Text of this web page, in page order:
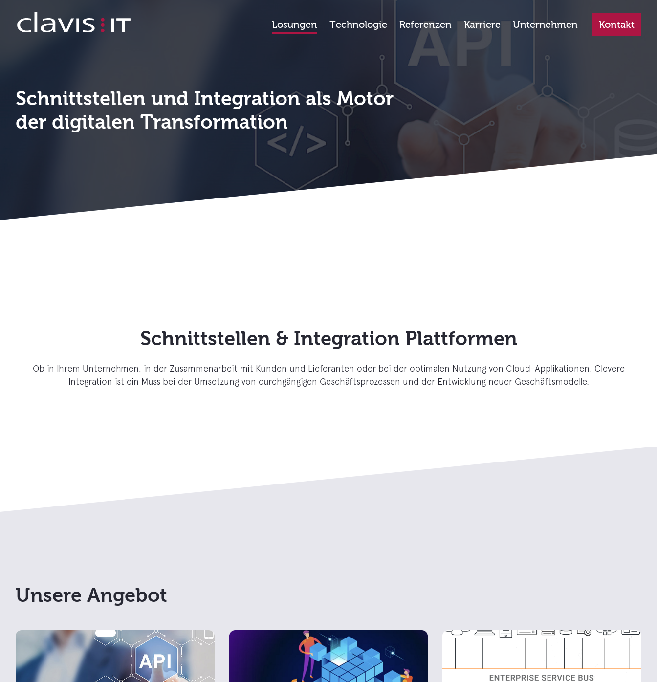
Lösungen Technologie Referenzen Karriere Unternehmen Kontakt
Schnittstellen und Integration als Motor
der digitalen Transformation
Schnittstellen & Integration Plattformen
Ob in Ihrem Unternehmen, in der Zusammenarbeit mit Kunden und Lieferanten oder bei der optimalen Nutzung von Cloud-Applikationen. Clevere
Integration ist ein Muss bei der Umsetzung von durchgängigen Geschäftsprozessen und der Entwicklung neuer Geschäftsmodelle.
Unsere Angebot